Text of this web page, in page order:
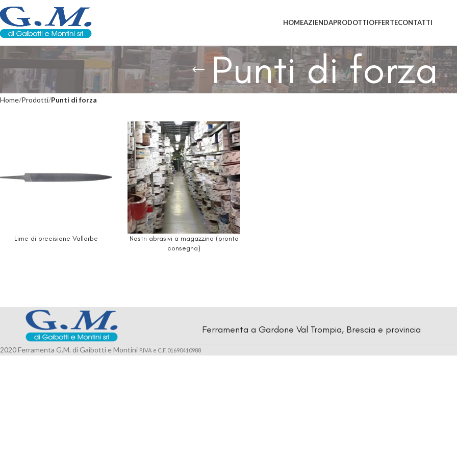
HOMEAZIENDAPRODOTTIOFFERTECONTATTI
Punti di forza
Home Prodotti Punti di forza
Lime di precisione Vallorbe
Nastri abrasivi a magazzino (pronta
consegna)
Ferramenta a Gardone Val Trompia, Brescia e provincia
2020 Ferramenta G.M. di Gaibotti e Montini P.IVA e C.F. 01690410988